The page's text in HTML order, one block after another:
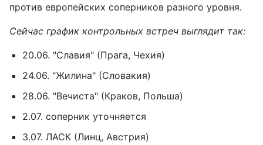
против европейских соперников разного уровня.
Сейчас график контрольных встреч выглядит так:
20.06. "Славия" (Прага, Чехия)
24.06. "Жилина" (Словакия)
28.06. "Вечиста" (Краков, Польша)
2.07. соперник уточняется
3.07. ЛАСК (Линц, Австрия)